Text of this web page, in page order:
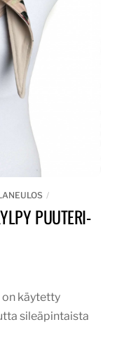
PUUTERI-
on käytetty
sileäpintaista